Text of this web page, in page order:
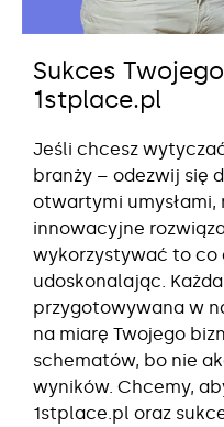
Sukces
1stplace.pl
Jeśli chcesz
branży – odezwij się
otwartymi umysłami,
innowacyjne
wykorzystywać to co
udoskonalając.
przygotowywana w
na miarę Twojego
schematów, bo nie
wyników. Chcemy,
1stplace.pl oraz